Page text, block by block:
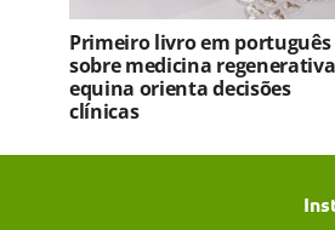
Primeiro livro em português
sobre medicina regenerativa
equina orienta decisões
clínicas